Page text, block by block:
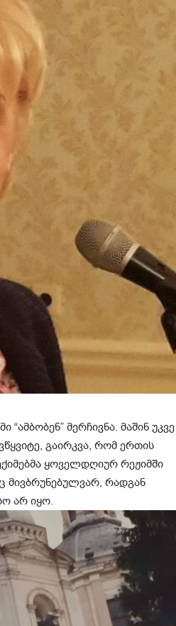
მერჩივნა. მაშინ უკვე
გაირკვა, რომ ერთის
ყოველდღიურ რეჟიმში
მივბრუნებულვარ, რადგან
არ იყო.